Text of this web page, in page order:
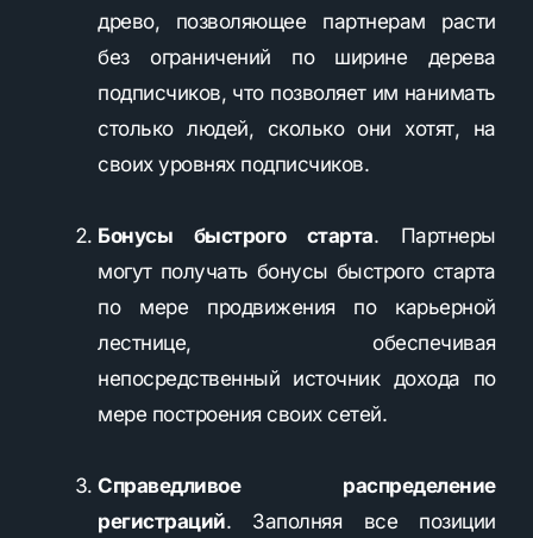
древо, позволяющее партнерам расти
без ограничений по ширине дерева
подписчиков, что позволяет им нанимать
столько людей, сколько они хотят, на
своих уровнях подписчиков.
Бонусы быстрого старта. Партнеры
могут получать бонусы быстрого старта
по мере продвижения по карьерной
лестнице, обеспечивая
непосредственный источник дохода по
мере построения своих сетей.
Справедливое распределение
регистраций. Заполняя все позиции